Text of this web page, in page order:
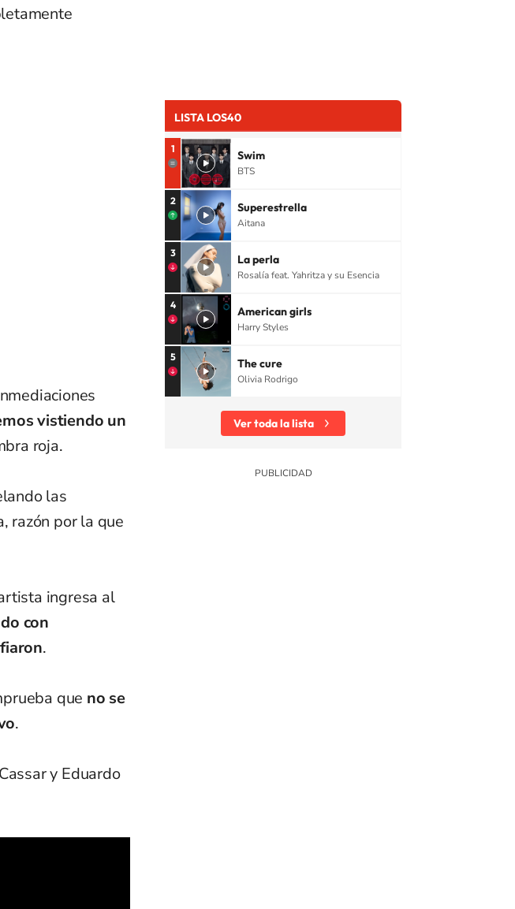
vistiendo un
roja.
las
razón por la que
ingresa al
con
.
que no se
.
y Eduardo
LISTA LOS40
1 Swim
BTS
2 Superestrella
Aitana
3 La perla
Rosalía feat. Yahritza y su Esencia
4 American girls
Harry Styles
5 The cure
Olivia Rodrigo
Ver toda la lista